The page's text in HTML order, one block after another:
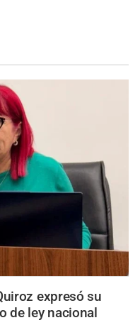
expresó su
de ley nacional